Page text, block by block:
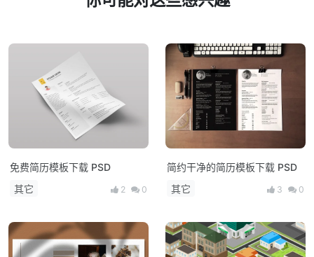
免费简历模板下载 PSD
其它
2 0
简约干净的简历模板下载 PSD
其它
3 0